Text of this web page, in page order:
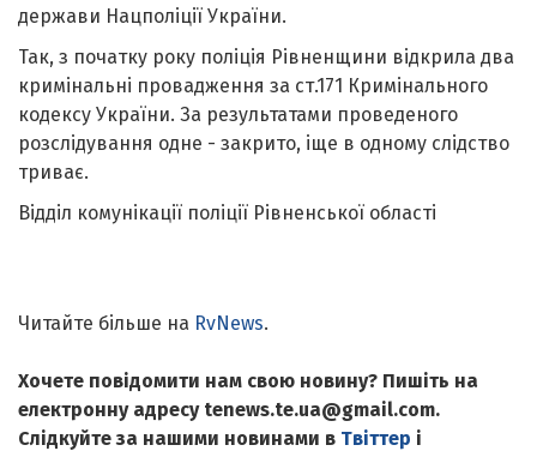
держави Нацполіції України.
Так, з початку року поліція Рівненщини відкрила два
кримінальні провадження за ст.171 Кримінального
кодексу України. За результатами проведеного
розслідування одне - закрито, іще в одному слідство
триває.
Відділ комунікації поліції Рівненської області
Читайте більше на RvNews.
Хочете повідомити нам свою новину? Пишіть на
електронну адресу tenews.te.ua@gmail.com.
Слідкуйте за нашими новинами в Твіттер і